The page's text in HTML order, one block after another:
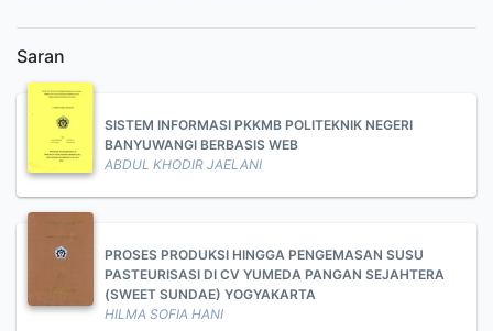
Saran
SISTEM INFORMASI PKKMB POLITEKNIK NEGERI
BANYUWANGI BERBASIS WEB
ABDUL KHODIR JAELANI
PROSES PRODUKSI HINGGA PENGEMASAN SUSU
PASTEURISASI DI CV YUMEDA PANGAN SEJAHTERA
(SWEET SUNDAE) YOGYAKARTA
HILMA SOFIA HANI